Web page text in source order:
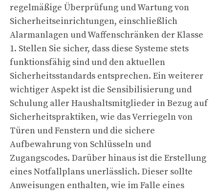
regelmäßige Überprüfung und Wartung von
Sicherheitseinrichtungen, einschließlich
Alarmanlagen und Waffenschränken der Klasse
1. Stellen Sie sicher, dass diese Systeme stets
funktionsfähig sind und den aktuellen
Sicherheitsstandards entsprechen. Ein weiterer
wichtiger Aspekt ist die Sensibilisierung und
Schulung aller Haushaltsmitglieder in Bezug auf
Sicherheitspraktiken, wie das Verriegeln von
Türen und Fenstern und die sichere
Aufbewahrung von Schlüsseln und
Zugangscodes. Darüber hinaus ist die Erstellung
eines Notfallplans unerlässlich. Dieser sollte
Anweisungen enthalten, wie im Falle eines